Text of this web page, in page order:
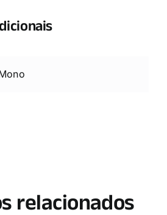
relacionados